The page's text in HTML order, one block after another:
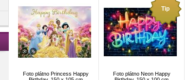
Foto plátno Princess Happy
Tip
Foto plátno Neon Happy